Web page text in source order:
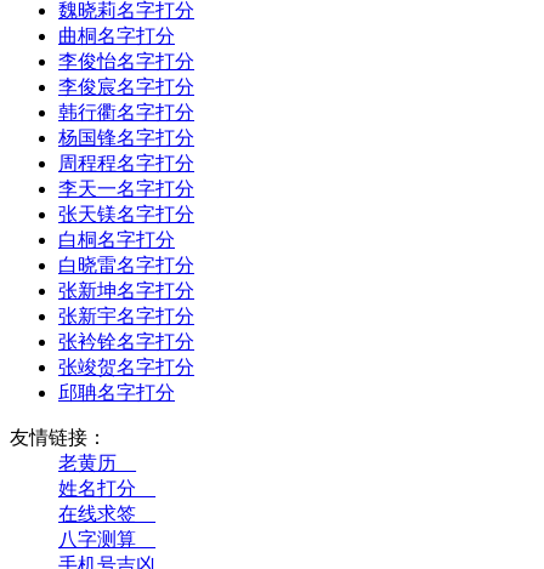
魏晓莉名字打分
曲桐名字打分
李俊怡名字打分
李俊宸名字打分
韩行衢名字打分
杨国锋名字打分
周程程名字打分
李天一名字打分
张天镁名字打分
白桐名字打分
白晓雷名字打分
张新坤名字打分
张新宇名字打分
张衿铨名字打分
张竣贺名字打分
邱聃名字打分
友情链接：
老黄历__
姓名打分__
在线求签__
八字测算__
手机号吉凶__